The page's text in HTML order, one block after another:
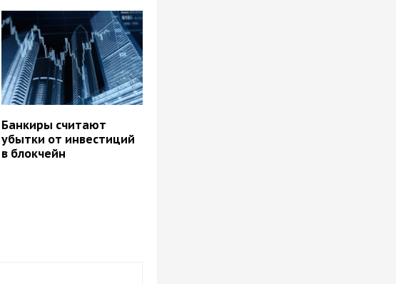
Банкиры считают
убытки от инвестиций
в блокчейн